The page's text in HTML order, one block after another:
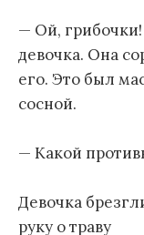
— Ой, грибочки!
девочка. Она
его. Это был
сосной.
— Какой
Девочка
руку о траву